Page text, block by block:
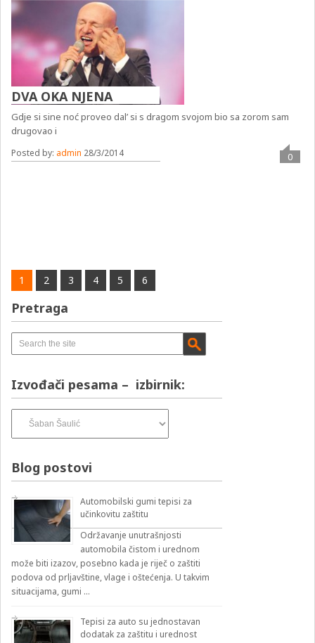
DVA OKA NJENA
Gdje si sine noć proveo dal’ si s dragom svojom bio sa zorom sam
drugovao i
Posted by: admin 28/3/2014 0
1 2 3 4 5 6
Pretraga
Izvođači pesama – izbirnik:
Izvođači
pesama
Blog postovi
Automobilski gumi tepisi za
učinkovitu zaštitu
Održavanje unutrašnjosti
automobila čistom i urednom
može biti izazov, posebno kada je riječ o zaštiti
podova od prljavštine, vlage i oštećenja. U takvim
situacijama, gumi …
Tepisi za auto su jednostavan
dodatak za zaštitu i urednost